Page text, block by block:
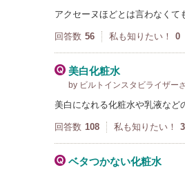
アクセーヌほどとは言わなく
回答数 56 私も知りたい！ 0
美白化粧水
by ビルトインスタビライザー
美白になれる化粧水や乳液など
回答数 108 私も知りたい！ 3
ベタつかない化粧水